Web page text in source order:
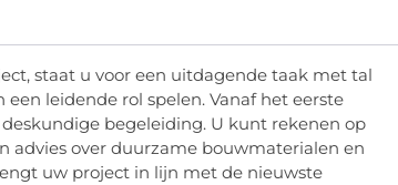
staat u voor een uitdagende taak met tal
leidende rol spelen. Vanaf het eerste
begeleiding. U kunt rekenen op
advies over duurzame bouwmaterialen en
uw project in lijn met de nieuwste